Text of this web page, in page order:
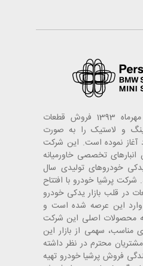
شرکت پرشیا خودرو از مهرماه 1393 فروش قطعات
و لاستیک را به صورت
آغاز نموده است. این شرکت
تخصصی خاورمیانه
خودروهای تولیدی سال
می باشد. شرکت پرشیا خودرو با افتتاح
در قلب بازار یدکی خودرو
این عرصه شده است و
محصولات اصلی این شرکت
مناسب، سهمی از بازار این
محترم در نظر داشته
فروش پرشیا خودرو تهیه